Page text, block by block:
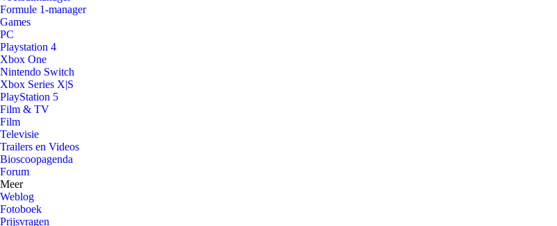
Formule 1-manager
Games
PC
Playstation 4
Xbox One
Nintendo Switch
Xbox Series X|S
PlayStation 5
Film & TV
Film
Televisie
Trailers en Videos
Bioscoopagenda
Forum
Meer
Weblog
Fotoboek
Prijsvragen